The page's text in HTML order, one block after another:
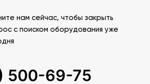
нам сейчас, чтобы закрыть
с поиском оборудования уже
500-69-75